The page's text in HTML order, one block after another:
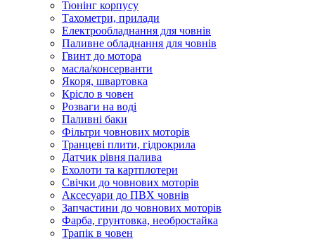
Тюнінг корпусу
Тахометри, прилади
Електрообладнання для човнів
Паливне обладнання для човнів
Гвинт до мотора
масла/консерванти
Якоря, швартовка
Крісло в човен
Розваги на воді
Паливні баки
Фільтри човнових моторів
Транцеві плити, гідрокрила
Датчик рівня палива
Ехолоти та картплотери
Cвічки до човнових моторів
Аксесуари до ПВХ човнів
Запчастини до човнових моторів
Фарба, грунтовка, необростайка
Трапік в човен